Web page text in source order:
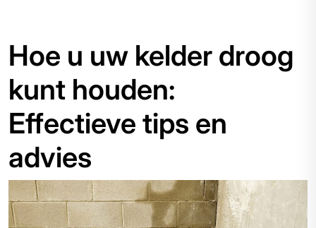
Hoe u uw kelder droog
kunt houden:
Effectieve tips en
advies